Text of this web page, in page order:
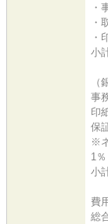
・
・
・
小
（
事
印
保
※
1
小
費
総